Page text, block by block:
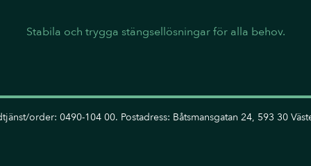
Stabila och trygga stängsellösningar för alla behov.
order: 0490-104 00. Postadress: Båtsmansgatan 24, 593 30